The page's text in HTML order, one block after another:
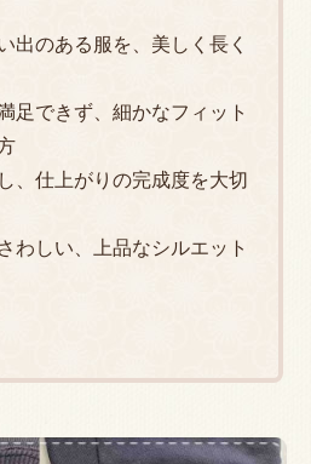
出のある服を、美しく長く
足できず、細かなフィット
、仕上がりの完成度を大切
わしい、上品なシルエット